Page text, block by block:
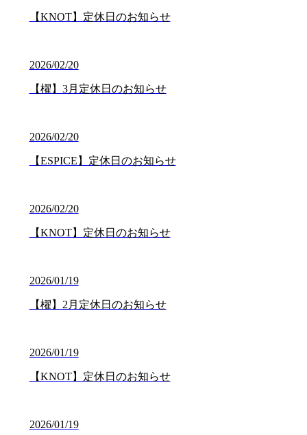
【KNOT】定休日のお知らせ
2026/02/20
【櫂】3月定休日のお知らせ
2026/02/20
【ESPICE】定休日のお知らせ
2026/02/20
【KNOT】定休日のお知らせ
2026/01/19
【櫂】2月定休日のお知らせ
2026/01/19
【KNOT】定休日のお知らせ
2026/01/19